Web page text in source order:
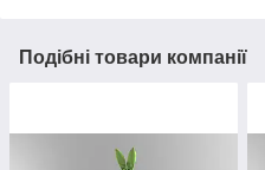
Подібні товари компанії